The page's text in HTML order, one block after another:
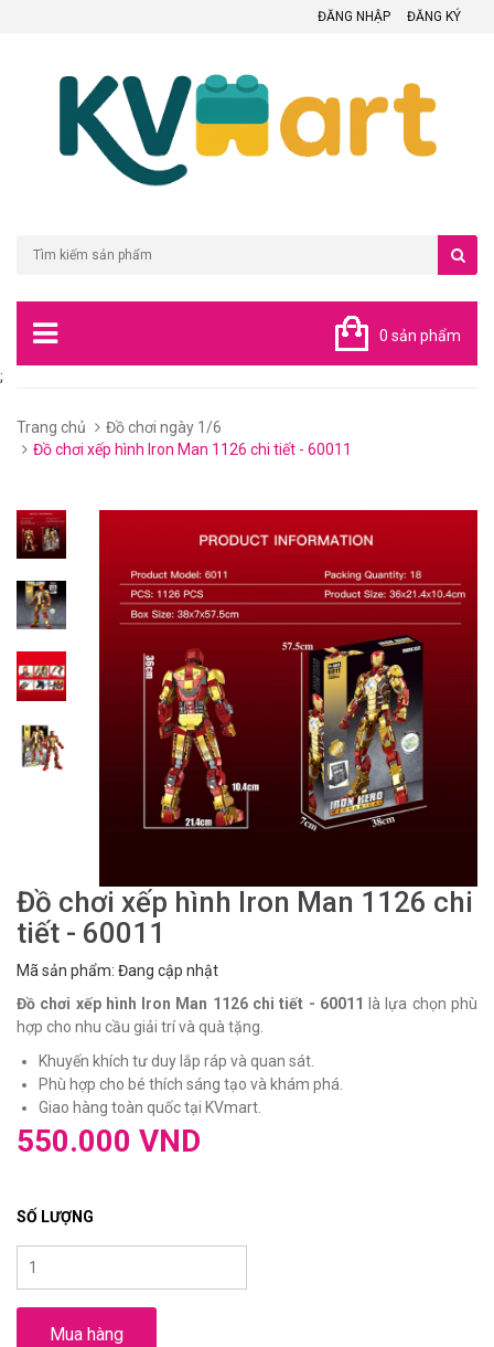
ĐĂNG NHẬP ĐĂNG KÝ
0 sản phẩm
;
Trang chủ
Đồ chơi ngày 1/6
Đồ chơi xếp hình Iron Man 1126 chi tiết - 60011
Đồ chơi xếp hình Iron Man 1126 chi
tiết - 60011
Mã sản phẩm: Đang cập nhật
Đồ chơi xếp hình Iron Man 1126 chi tiết - 60011
là lựa chọn phù
hợp cho nhu cầu giải trí và quà tặng.
Khuyến khích tư duy lắp ráp và quan sát.
Phù hợp cho bé thích sáng tạo và khám phá.
Giao hàng toàn quốc tại KVmart.
550.000 VND
SỐ LƯỢNG
Mua hàng